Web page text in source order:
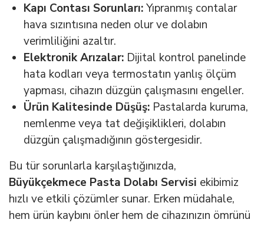
Kapı Contası Sorunları:Yıpranmış contalar
hava sızıntısına neden olur ve dolabın
verimliliğini azaltır.
Elektronik Arızalar: Dijital kontrol panelinde
hata kodları veya termostatın yanlış ölçüm
yapması, cihazın düzgün çalışmasını engeller.
Ürün Kalitesinde Düşüş: Pastalarda kuruma,
nemlenme veya tat değişiklikleri, dolabın
düzgün çalışmadığının göstergesidir.
Bu tür sorunlarla karşılaştığınızda,
Büyükçekmece Pasta Dolabı Servisi ekibimiz
hızlı ve etkili çözümler sunar. Erken müdahale,
hem ürün kaybını önler hem de cihazınızın ömrünü